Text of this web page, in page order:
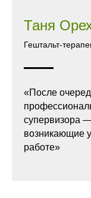
Таня
Гештальт-
«После
супервизора
возникающие
работе»